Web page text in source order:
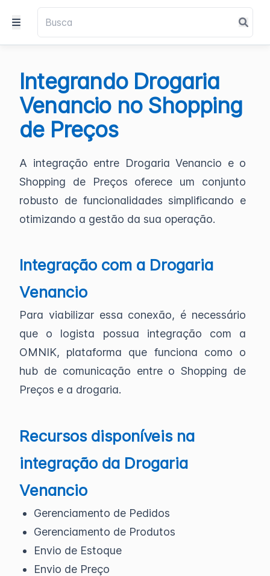
Integrando Drogaria
Venancio no Shopping
de Preços
A integração entre Drogaria Venancio e o
Shopping de Preços oferece um conjunto
robusto de funcionalidades simplificando e
otimizando a gestão da sua operação.
Integração com a Drogaria
Venancio
Para viabilizar essa conexão, é necessário
que o logista possua integração com a
OMNIK, plataforma que funciona como o
hub de comunicação entre o Shopping de
Preços e a drogaria.
Recursos disponíveis na
integração da Drogaria
Venancio
Gerenciamento de Pedidos
Gerenciamento de Produtos
Envio de Estoque
Envio de Preço